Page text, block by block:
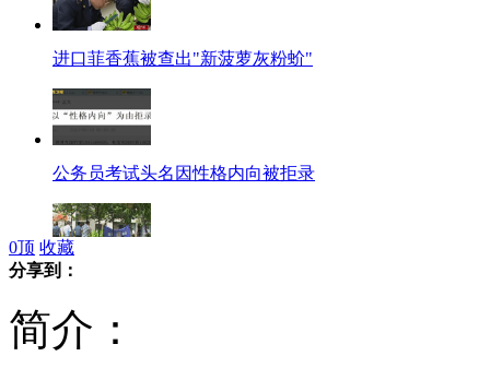
进口菲香蕉被查出"新菠萝灰粉蚧"
公务员考试头名因性格内向被拒录
0顶 收藏
分享到：
简介：